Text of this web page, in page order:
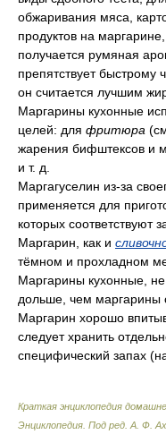
обжаривания мяса,
продуктов на
получается румяная
препятствует быстрому
он считается лучшим
Маргарины кухонные
целей: для фритюра
жарения бифштексов и
и т. д.
Маргагуселин из-за
применяется для
которых соответствуют
Маргарин, как и
тёмном и прохладном
Маргарины кухонные,
дольше, чем маргарины
Маргарин хорошо
следует хранить
специфический запах
Краткая энциклопедия
Энциклопедия Под ред. А. Ф.